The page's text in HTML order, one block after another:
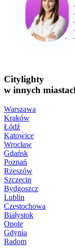
Citylighty
w innych
Warszawa
Kraków
Łódź
Katowice
Wrocław
Gdańsk
Poznań
Rzeszów
Szczecin
Bydgoszcz
Lublin
Częstochowa
Białystok
Opole
Gdynia
Radom